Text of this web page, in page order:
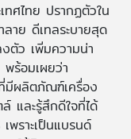
ทศไทย ปรากฏตัวใน
าย ดีเทลระบายสุด
ตัว เพิ่มความน่า
ร้อมเผยว่า
มีผลิตภัณฑ์เครื่อง
และรู้สึกดีใจที่ได้
พราะเป็นแบรนด์